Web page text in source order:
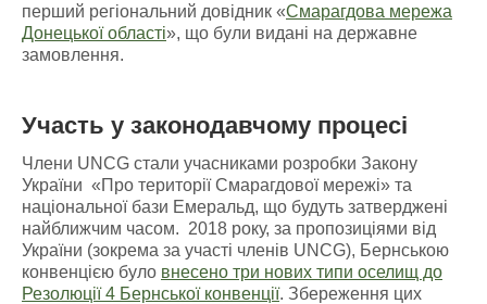
перший регіональний довідник «Смарагдова мережа
Донецької області», що були видані на державне
замовлення.
Участь у законодавчому процесі
Члени UNCG стали учасниками розробки Закону
України «Про території Смарагдової мережі» та
національної бази Емеральд, що будуть затверджені
найближчим часом. 2018 року, за пропозиціями від
України (зокрема за участі членів UNCG), Бернською
конвенцією було внесено три нових типи оселищ до
Резолюції 4 Бернської конвенції. Збереження цих